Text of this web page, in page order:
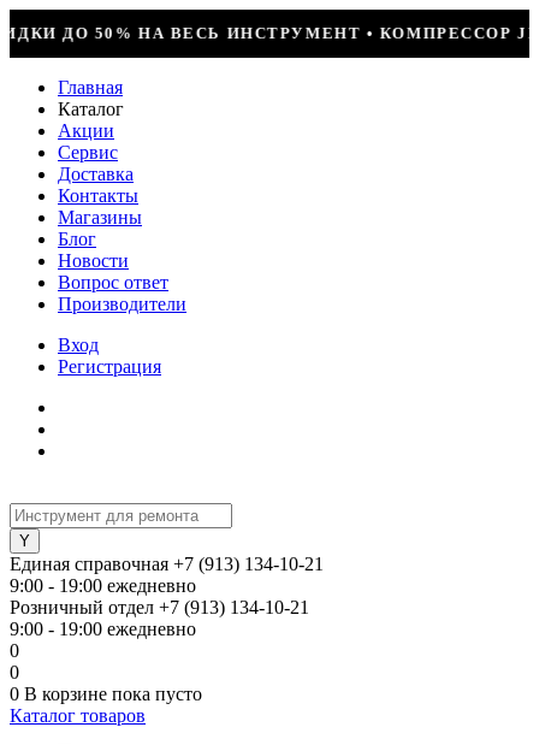
• КОМПРЕССОР JIAXIPERA T1114YB, 170ВТ,
Главная
Каталог
Акции
Сервис
Доставка
Контакты
Магазины
Блог
Новости
Вопрос ответ
Производители
Вход
Регистрация
Единая справочная +7 (913) 134-10-21
9:00 - 19:00 ежедневно
Розничный отдел +7 (913) 134-10-21
9:00 - 19:00 ежедневно
0
0
0 В корзине пока пусто
Каталог товаров